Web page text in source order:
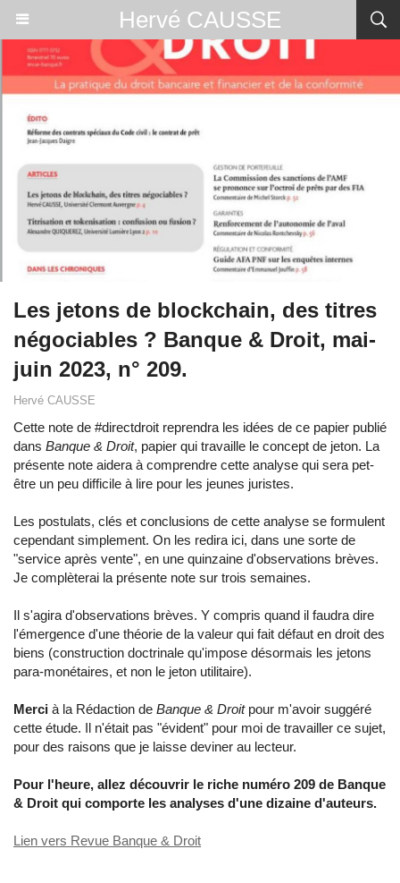
Hervé CAUSSE
Les jetons de blockchain, des titres
négociables ? Banque & Droit, mai-
juin 2023, n° 209.
Hervé CAUSSE
Cette note de #directdroit reprendra les idées de ce papier publié
dans Banque & Droit, papier qui travaille le concept de jeton. La
présente note aidera à comprendre cette analyse qui sera pet-
être un peu difficile à lire pour les jeunes juristes.
Les postulats, clés et conclusions de cette analyse se formulent
cependant simplement. On les redira ici, dans une sorte de
"service après vente", en une quinzaine d'observations brèves.
Je complèterai la présente note sur trois semaines.
Il s'agira d'observations brèves. Y compris quand il faudra dire
l'émergence d'une théorie de la valeur qui fait défaut en droit des
biens (construction doctrinale qu'impose désormais les jetons
para-monétaires, et non le jeton utilitaire).
Merci à la Rédaction de Banque & Droitpour m'avoir suggéré
cette étude. Il n'était pas "évident" pour moi de travailler ce sujet,
pour des raisons que je laisse deviner au lecteur.
Pour l'heure, allez découvrir le riche numéro 209 de Banque
& Droit qui comporte les analyses d'une dizaine d'auteurs.
Lien vers Revue Banque & Droit